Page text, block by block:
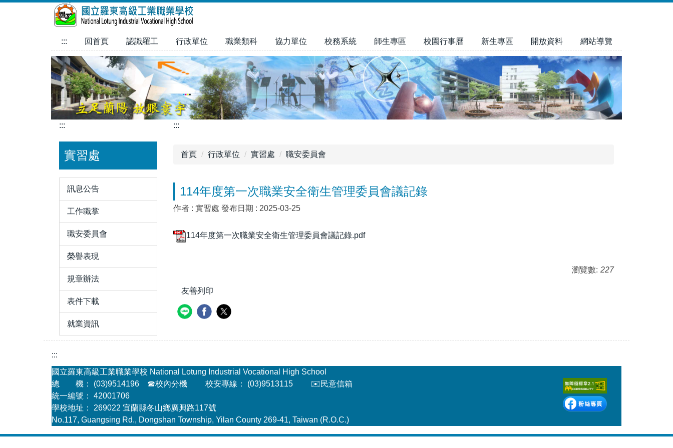
::: 回首頁 認識羅工 行政單位 職業類科 協力單位 校務系統 師生專區 校園行事曆 新生專區 開放資料 網站導覽
:::
實習處
訊息公告
工作職掌
職安委員會
榮譽表現
規章辦法
表件下載
就業資訊
:::
首頁 行政單位 實習處 職安委員會
114年度第一次職業安全衛生管理委員會議記錄
作者 : 實習處 發布日期 : 2025-03-25
114年度第一次職業安全衛生管理委員會議記錄.pdf
瀏覽數: 227
友善列印
:::
國立羅東高級工業職業學校 National Lotung Industrial Vocational High School
總 機： (03)9514196 ☎校內分機 校安專線： (03)9513115 ✉️民意信箱
統一編號： 42001706
學校地址： 269022 宜蘭縣冬山鄉廣興路117號
No.117, Guangsing Rd., Dongshan Township, Yilan County 269-41, Taiwan (R.O.C.)